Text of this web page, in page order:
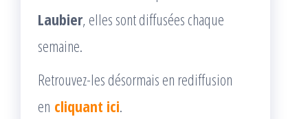
Laubier, elles sont diffusées chaque
semaine.
Retrouvez-les désormais en rediffusion
en cliquant ici.